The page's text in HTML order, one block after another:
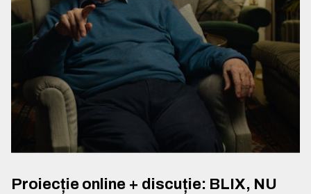
Proiecție online + discuție: BLIX, NU